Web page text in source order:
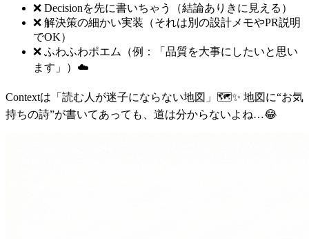
❌ Decisionを先に書いちゃう（結論ありきに見える）
❌ 解決策の細かい実装（それは別の設計メモやPR説明
でOK）
❌ ふわふわポエム（例：「品質を大事にしたいと思い
ます」）☁️
Contextは「読む人が迷子にならない地図」🗺️✨ 地図に“お気
持ちの詩”が書いてあっても、道は分からないよね…😂